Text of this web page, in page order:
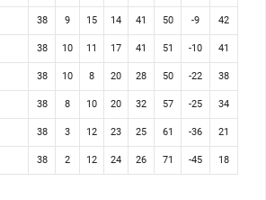
38 9 15 14 41 50 -9 42
38 10 11 17 41 51 -10 41
38 10 8 20 28 50 -22 38
38 8 10 20 32 57 -25 34
38 3 12 23 25 61 -36 21
38 2 12 24 26 71 -45 18